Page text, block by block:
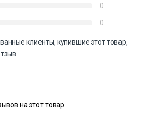
0
0
клиенты, купившие этот товар,
на этот товар.